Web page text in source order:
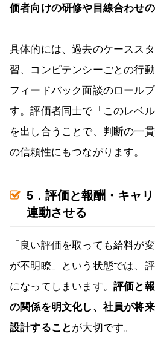
価者向けの研修や目線合わせ
具体的には、過去のケースス
習、コンピテンシーごとの行
フィードバック面談のロール
す。評価者同士で「このレベ
を出し合うことで、判断の一
の信頼性にもつながります。
5．評価と報酬・キャ
連動させる
「良い評価を取っても給料が
が不明瞭」という状態では、
になってしまいます。 評価と
の関係を明文化し、社員が将
設計することが大切です。